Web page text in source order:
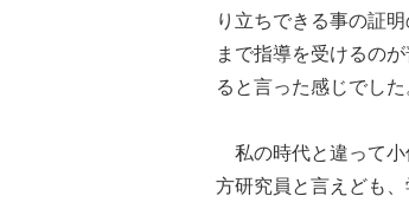
り立ちできる事の証
まで指導を受けるの
ると言った感じでした
私の時代と違って小
方研究員と言えども